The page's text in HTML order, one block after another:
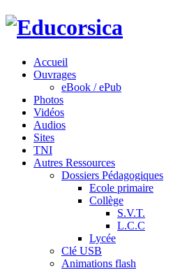
Accueil
Ouvrages
eBook / ePub
Photos
Vidéos
Audios
Sites
TNI
Autres Ressources
Dossiers Pédagogiques
Ecole primaire
Collège
S.V.T.
L.C.C
Lycée
Clé USB
Animations flash